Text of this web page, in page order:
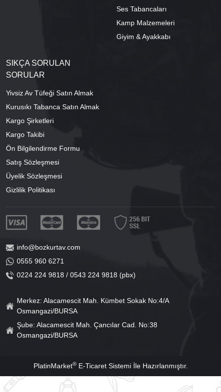
Ses Tabancaları
Kamp Malzemeleri
Giyim & Ayakkabı
SIKÇA SORULAN
SORULAR
Yivsiz Av Tüfeği Satın Almak
Kurusıkı Tabanca Satın Almak
Kargo Şirketleri
Kargo Takibi
Ön Bilgilendirme Formu
Satış Sözleşmesi
Üyelik Sözleşmesi
Gizlilik Politikası
info@bozkurtav.com
0555 960 6271
0224 224 9818 / 0543 224 9818 (pbx)
Merkez: Alacamescit Mah. Kümbet Sokak No:4/A
Osmangazi/BURSA
Şube: Alacamescit Mah. Çancılar Cad. No:38
Osmangazi/BURSA
PlatinMarket®E-Ticaret Sistemiİle Hazırlanmıştır.